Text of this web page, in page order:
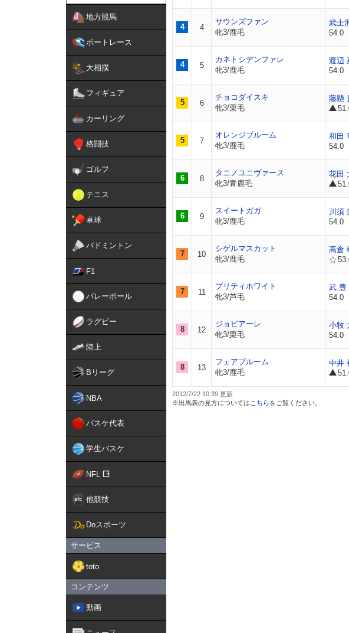
地方競馬
ボートレース
大相撲
フィギュア
カーリング
格闘技
ゴルフ
テニス
卓球
バドミントン
F1
バレーボール
ラグビー
陸上
Bリーグ
NBA
バスケ代表
学生バスケ
NFL
他競技
Doスポーツ
サービス
toto
コンテンツ
動画
4 4
サウンズファン
牝3/鹿毛
武士
54.0
4 5
カネトシデンファレ
牝3/鹿毛
渡辺
54.0
5 6
チョコダイスキ
牝3/栗毛
藤懸
5 7
オレンジブルーム
牝3/鹿毛
和田
54.0
6 8
タニノユニヴァース
牝3/青鹿毛
花田
6 9
スイートガガ
牝3/鹿毛
川須
54.0
7 10
シゲルマスカット
牝3/鹿毛
高倉
7 11
プリティホワイト
牝3/芦毛
武 豊
54.0
8 12
ジョビアーレ
牝3/栗毛
小牧
54.0
8 13
フェアブルーム
牝3/鹿毛
中井
2012/7/22 10:39
※出馬表の見方については こちらをご覧ください。